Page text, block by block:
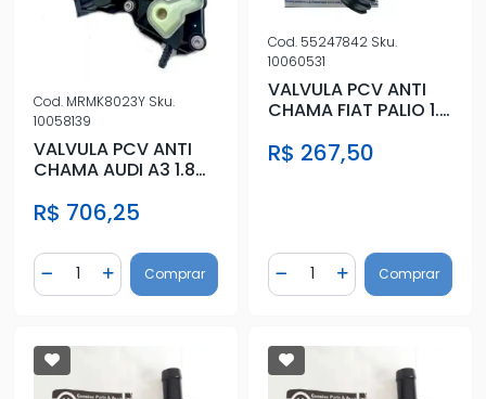
Cod. MRMK8023Y Sku.
10058139
VALVULA PCV ANTI
CHAMA AUDI A3 1.8
R$ 706,25
Diminuir Quantidade
Quantidade
Adicionar Quantidade
Comprar
Cod. 55247842 Sku.
10060531
VALVULA PCV ANTI
CHAMA FIAT PALIO 1.6
2019
R$ 267,50
Diminuir Quantidade
Quantidade
AdicionarComprar